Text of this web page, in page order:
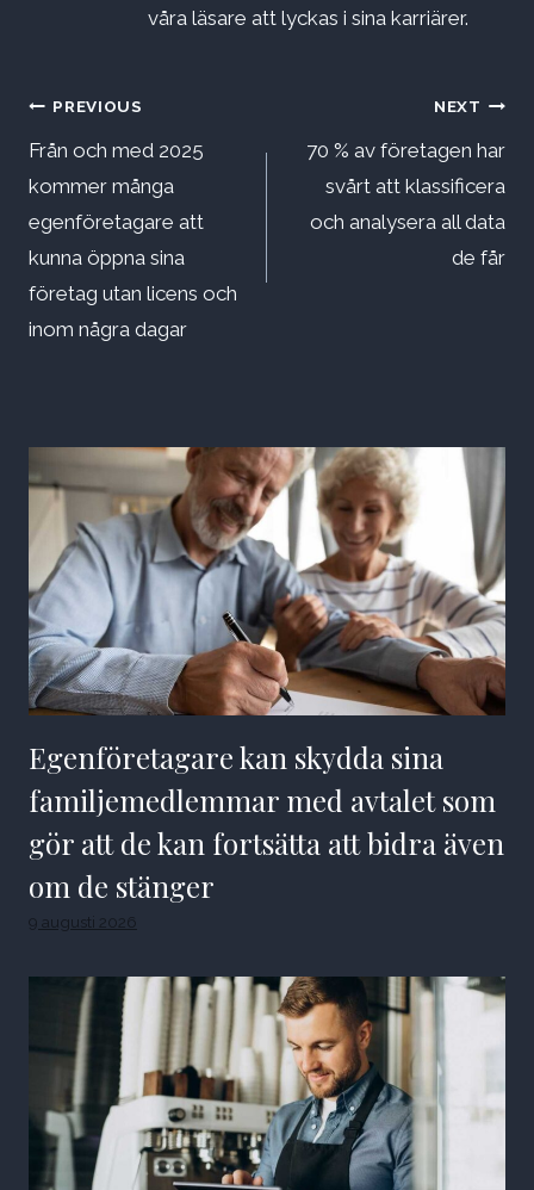
våra läsare att lyckas i sina karriärer.
Inläggsnavigering
PREVIOUS
Från och med 2025
kommer många
egenföretagare att
kunna öppna sina
företag utan licens och
inom några dagar
NEXT
70 % av företagen har
svårt att klassificera
och analysera all data
de får
Egenföretagare kan skydda sina
familjemedlemmar med avtalet som
gör att de kan fortsätta att bidra även
om de stänger
9 augusti 2026